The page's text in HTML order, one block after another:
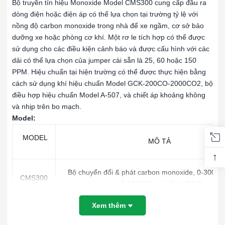
Bộ truyền tín hiệu Monoxide Model CMS300 cung cấp đầu ra
dòng điện hoặc điện áp có thể lựa chọn tại trường tỷ lệ với
nồng độ carbon monoxide trong nhà để xe ngầm, cơ sở bảo
dưỡng xe hoặc phòng cơ khí. Một rơ le tích hợp có thể được
sử dụng cho các điều kiện cảnh báo và được cấu hình với các
dải có thể lựa chọn của jumper cài sẵn là 25, 60 hoặc 150
PPM. Hiệu chuẩn tại hiện trường có thể được thực hiện bằng
cách sử dụng khí hiệu chuẩn Model GCK-200CO-2000CO2, bộ
điều hợp hiệu chuẩn Model A-507, và chiết áp khoảng không
và nhịp trên bo mạch.
Model:
MODEL MÔ TẢ
CMS300
Bộ chuyển đổi & phát carbon monoxide, 0-300
mA / 2-10 V (tải tối đa 2K Ω)
Xem thêm
↑